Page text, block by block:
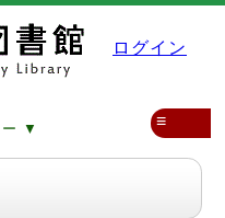
ログイン
ー ▼ ≡